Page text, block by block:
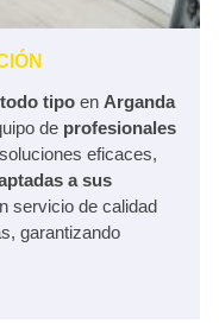
tipo en Arganda
de profesionales
eficaces,
a sus
servicio de calidad
garantizando